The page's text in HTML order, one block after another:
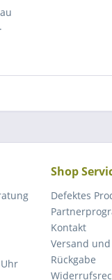
Shop
Defektes
Kontakt
Versand
Rückgabe